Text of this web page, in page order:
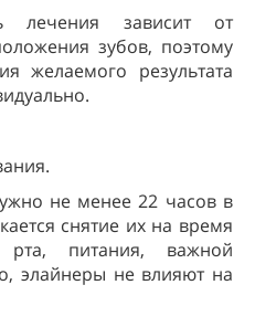
лечения зависит от
зубов, поэтому
желаемого результата
не менее 22 часов в
снятие их на время
рта, питания, важной
элайнеры не влияют на